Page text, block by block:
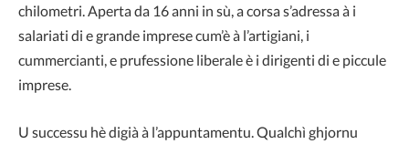
chilometri. Aperta da 16 anni in sù, a corsa s’adressa à i
salariati di e grande imprese cum’è à l’artigiani, i
cummercianti, e prufessione liberale è i dirigenti di e piccule
imprese.
U successu hè digià à l’appuntamentu. Qualchì ghjornu